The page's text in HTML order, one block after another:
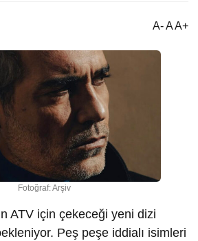
A- A A+
Fotoğraf: Arşiv
ATV için çekeceği yeni dizi
Peş peşe iddialı isimleri